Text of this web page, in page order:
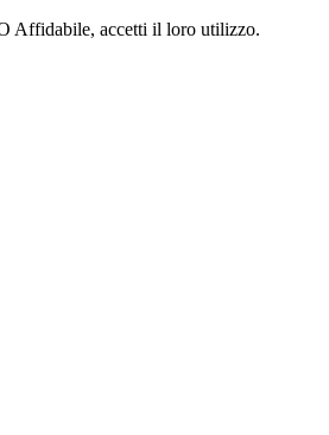
Affidabile, accetti il loro utilizzo.